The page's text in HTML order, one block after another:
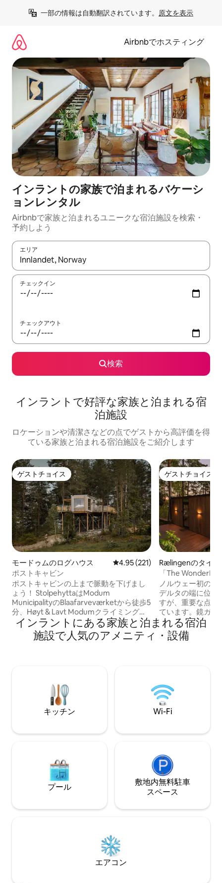
一部の情報は自動翻訳されています。 原文を表示
Airbnbでホスティング
インラントの家族で泊まれるバケーシ
ョンレンタル
Airbnbで家族と泊まれるユニークな宿泊施設を検索・
予約しよう
エリア
検索結果が表示されたら、上下の矢印キーを使って移動するか
チェックイン
チェックアウト
検索
インラントで好評な家族と泊まれる宿
泊施設
ロケーションや清潔さなどの点でゲストから高評価を得
ている家族と泊まれる宿泊施設をご紹介します
ゲストチョイス
ゲストチョイス
モードゥムのログハウス レビュー221件、5つ星中4.95つ
4.95 (221)
ポストキャビン
ポストキャビンの上まで脈動を下げまし
ょう！ StolpehyttaはModum
MunicipalityのBlaafarveværketから徒歩5
分、Høyt & Lavt Modumクライミングパ
ークのすぐそばにあります。 ここではツ
リートップの中で静かに過ごすことがで
きます。 大きな窓からは景色や夜空が一
アクティビティをご希望の場合は、電動
自転車をレンタルしたり、登山公園まで
散歩したり、地元のコミュニティを探索
したりすることができます。
ゲストチョイス
ゲストチョイス
Rælingenのタイ
「The
Cabin」
ノルウェー初の
デルタの端に位置
すが、重要な点は
ています。鏡ガラ
消えるまで映し
ら天井までガラ
イベートジャグジー
オリジナルの
様でご宿泊いただ
チン、エアコン。
うに感じます。
インラントにある家族と泊まれる宿泊
施設で人気のアメニティ・設備
キッチン Wi-Fi
プール
敷地内無料駐⁠車
ス⁠ペ⁠ー⁠ス
エアコン